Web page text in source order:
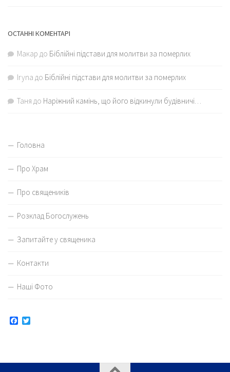
ОСТАННІ КОМЕНТАРІ
Макар до Біблійні підстави для молитви за померлих
Iryna до Біблійні підстави для молитви за померлих
Таня до Наріжний камінь, що його відкинули будівничі…
Головна
Про Храм
Про священиків
Розклад Богослужень
Запитайте у священика
Контакти
Наші Фото
Facebook